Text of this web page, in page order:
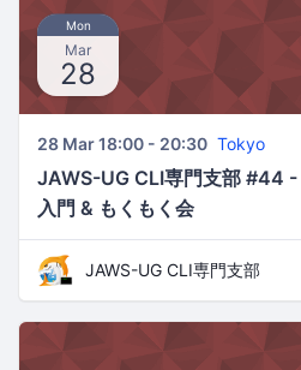
Mon
Mar
28
28 Mar 18:00 - 20:30 Tokyo
JAWS-UG CLI専門支部 #44 -
入門 & もくもく会
JAWS-UG CLI専門支部